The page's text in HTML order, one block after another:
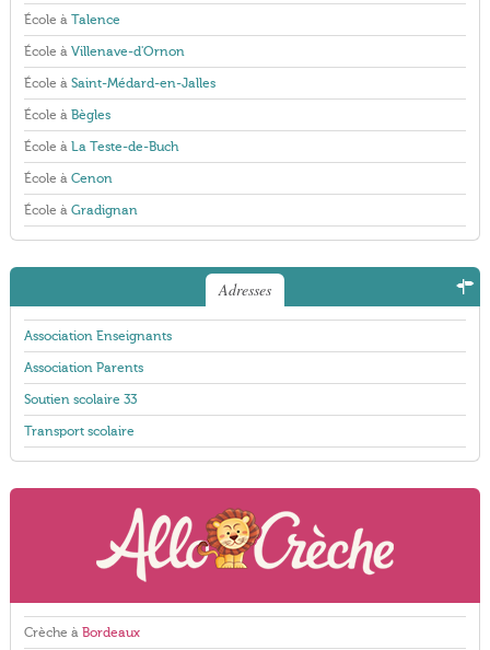
École à Talence
École à Villenave-d'Ornon
École à Saint-Médard-en-Jalles
École à Bègles
École à La Teste-de-Buch
École à Cenon
École à Gradignan
Adresses
Association Enseignants
Association Parents
Soutien scolaire 33
Transport scolaire
Crèche à Bordeaux